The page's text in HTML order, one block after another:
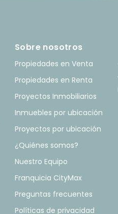
Sobre nosotros
Propiedades en Venta
Propiedades en Renta
Proyectos Inmobiliarios
Inmuebles por ubicación
Proyectos por ubicación
¿Quiénes somos?
Nuestro Equipo
Franquicia CityMax
Preguntas frecuentes
Políticas de privacidad